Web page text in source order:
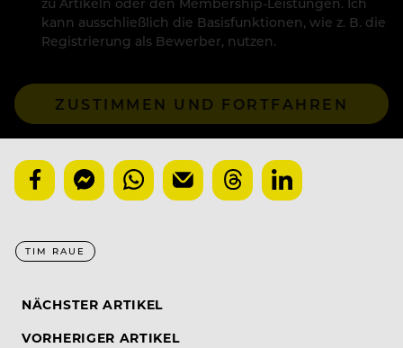
kann ausschließlich die Basisfunktionen, wie z. B. die
Registrierung als Bewerber, nutzen.
ZUSTIMMEN UND FORTFAHREN
TIM RAUE
NÄCHSTER ARTIKEL
VORHERIGER ARTIKEL